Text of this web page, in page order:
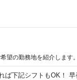
の勤務地を紹介します。
ば下記シフトもOK！